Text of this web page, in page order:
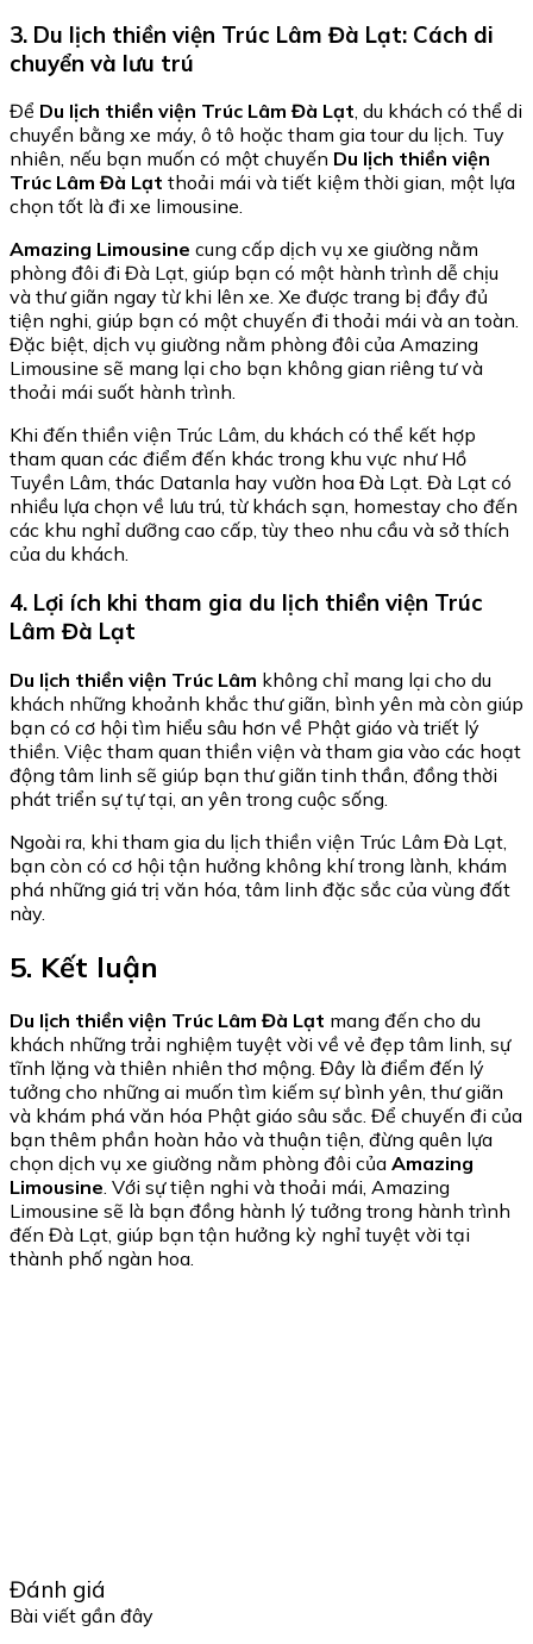
3. Du lịch thiền viện Trúc Lâm Đà Lạt: Cách di
chuyển và lưu trú
Để Du lịch thiền viện Trúc Lâm Đà Lạt, du khách có thể di
chuyển bằng xe máy, ô tô hoặc tham gia tour du lịch. Tuy
nhiên, nếu bạn muốn có một chuyến Du lịch thiền viện
Trúc Lâm Đà Lạt thoải mái và tiết kiệm thời gian, một lựa
chọn tốt là đi xe limousine.
Amazing Limousine cung cấp dịch vụ xe giường nằm
phòng đôi đi Đà Lạt, giúp bạn có một hành trình dễ chịu
và thư giãn ngay từ khi lên xe. Xe được trang bị đầy đủ
tiện nghi, giúp bạn có một chuyến đi thoải mái và an toàn.
Đặc biệt, dịch vụ giường nằm phòng đôi của Amazing
Limousine sẽ mang lại cho bạn không gian riêng tư và
thoải mái suốt hành trình.
Khi đến thiền viện Trúc Lâm, du khách có thể kết hợp
tham quan các điểm đến khác trong khu vực như Hồ
Tuyền Lâm, thác Datanla hay vườn hoa Đà Lạt. Đà Lạt có
nhiều lựa chọn về lưu trú, từ khách sạn, homestay cho đến
các khu nghỉ dưỡng cao cấp, tùy theo nhu cầu và sở thích
của du khách.
4. Lợi ích khi tham gia du lịch thiền viện Trúc
Lâm Đà Lạt
Du lịch thiền viện Trúc Lâm không chỉ mang lại cho du
khách những khoảnh khắc thư giãn, bình yên mà còn giúp
bạn có cơ hội tìm hiểu sâu hơn về Phật giáo và triết lý
thiền. Việc tham quan thiền viện và tham gia vào các hoạt
động tâm linh sẽ giúp bạn thư giãn tinh thần, đồng thời
phát triển sự tự tại, an yên trong cuộc sống.
Ngoài ra, khi tham gia du lịch thiền viện Trúc Lâm Đà Lạt,
bạn còn có cơ hội tận hưởng không khí trong lành, khám
phá những giá trị văn hóa, tâm linh đặc sắc của vùng đất
này.
5. Kết luận
Du lịch thiền viện Trúc Lâm Đà Lạt mang đến cho du
khách những trải nghiệm tuyệt vời về vẻ đẹp tâm linh, sự
tĩnh lặng và thiên nhiên thơ mộng. Đây là điểm đến lý
tưởng cho những ai muốn tìm kiếm sự bình yên, thư giãn
và khám phá văn hóa Phật giáo sâu sắc. Để chuyến đi của
bạn thêm phần hoàn hảo và thuận tiện, đừng quên lựa
chọn dịch vụ xe giường nằm phòng đôi của Amazing
Limousine . Với sự tiện nghi và thoải mái, Amazing
Limousine sẽ là bạn đồng hành lý tưởng trong hành trình
đến Đà Lạt, giúp bạn tận hưởng kỳ nghỉ tuyệt vời tại
thành phố ngàn hoa.
Đánh giá
Bài viết gần đây